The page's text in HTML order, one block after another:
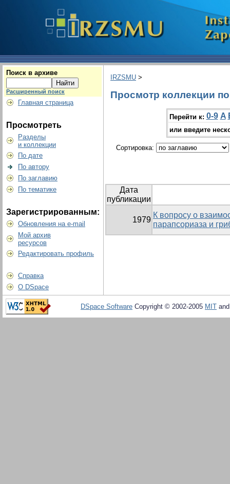
Поиск в архиве
Расширенный поиск
Главная страница
Просмотреть
Разделы
и коллекции
По дате
По автору
По заглавию
По тематике
Зарегистрированным:
Обновления на e-mail
Мой архив
ресурсов
Редактировать профиль
Справка
О DSpace
IRZSMU >
Просмотр коллекции
Перейти к: 0-9 A
или введите
Сортировка:
Дата
публикации
1979
К вопросу о
парапсориаза и
DSpace Software Copyright © 2002-2005 MIT